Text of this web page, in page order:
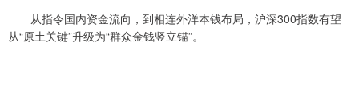
从指令国内资金流向，到相连外洋本钱布局，沪深300指数有望
从“原土关键”升级为“群众金钱竖立锚”。